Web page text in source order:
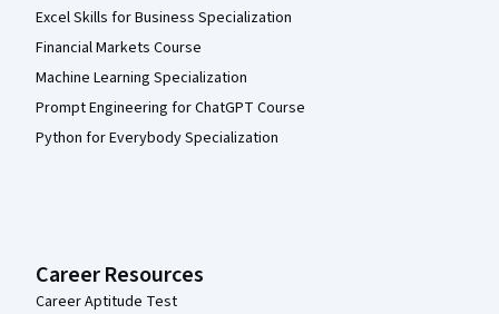
Excel Skills for Business Specialization
Financial Markets Course
Machine Learning Specialization
Prompt Engineering for ChatGPT Course
Python for Everybody Specialization
Career Resources
Career Aptitude Test